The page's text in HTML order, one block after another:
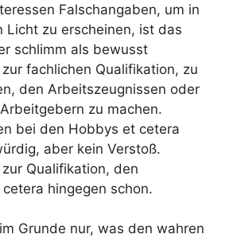
Falschangaben, um in
Licht zu erscheinen, ist das
schlimm als bewusst
fachlichen Qualifikation, zu
den Arbeitszeugnissen oder
zu machen.
bei den Hobbys et cetera
aber kein Verstoß.
Qualifikation, den
hingegen schon.
Grunde nur, was den wahren